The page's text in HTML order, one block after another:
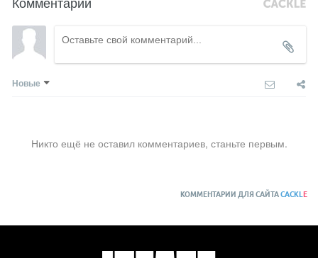
Новые
Никто ещё не оставил комментариев, станьте первым.
КОММЕНТАРИИ ДЛЯ САЙТАCACKL E